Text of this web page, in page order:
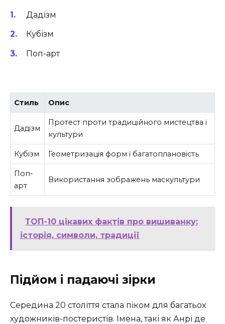
Дадізм
Кубізм
Поп-арт
Стиль Опис
Дадізм
Протест проти традиційного мистецтва і
культури
Кубізм Геометризація форм і багатоплановість
Поп-
арт
Використання зображень маскультури
ТОП-10 цікавих фактів про вишиванку:
історія, символи, традиції
Підйом і падаючі зірки
Середина 20 століття стала піком для багатьох
художників-постеристів. Імена, такі як Анрі де